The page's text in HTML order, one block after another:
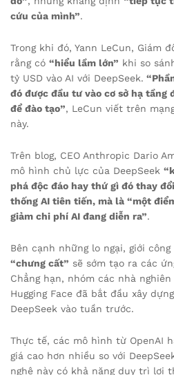
cứu của mình”.
Trong khi đó, Yann LeCun, Giám
rằng có “hiểu lầm lớn” khi so
tỷ USD vào AI với DeepSeek.
đó được đầu tư vào cơ sở hạ tầng
để đào tạo”, LeCun viết trên
này.
Trên blog, CEO Anthropic Dario
mô hình chủ lực của DeepSeek
phá độc đáo hay thứ gì đó thay
thống AI tiên tiến, mà là “một
giảm chi phí AI đang diễn ra”.
Bên cạnh những lo ngại, giới
“chưng cất” sẽ sớm tạo ra các
Chẳng hạn, nhóm các nhà
Hugging Face đã bắt đầu xây
DeepSeek vào tuần trước.
Thực tế, các mô hình từ OpenAI
giá cao hơn nhiều so với
nghệ này có khả năng duy trì lợi